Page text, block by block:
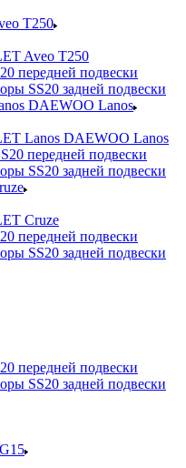
T250
Aveo T250
передней подвески
SS20 задней подвески
DAEWOO Lanos
Lanos DAEWOO Lanos
передней подвески
SS20 задней подвески
Cruze
передней подвески
SS20 задней подвески
передней подвески
SS20 задней подвески